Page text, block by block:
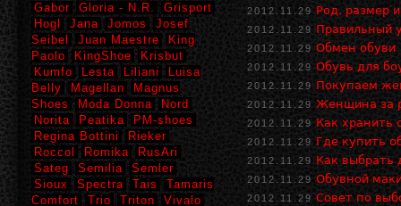
2012.11.29 Род, размер
2012.11.29 Правильный
2012.11.29 Обмен обуви
2012.11.29 Обувь для
2012.11.29 Покупаем
2012.11.29 Женщина за
2012.11.29 Как хранить
2012.11.29 Где купить
2012.11.29 Как выбрать
2012.11.29 Обувной
2012.11.29 Совет по
Gabor
Gloria - N.R.
Grisport
Hogl
Jana Jomos
Josef
Seibel
Juan Maestre
King
Paolo
KingShoe
Krisbut
Kumfo
Lesta Liliani
Luisa
Belly
Magellan
Magnus
Shoes
Moda Donna
Nord
Norita
Peatika
PM-shoes
Regina Bottini
Rieker
Roccol
Romika
RusAri
Sateg
Semilia
Semler
Sioux
Spectra Tais
Tamaris
Comfort
Trio Triton
Vivalo